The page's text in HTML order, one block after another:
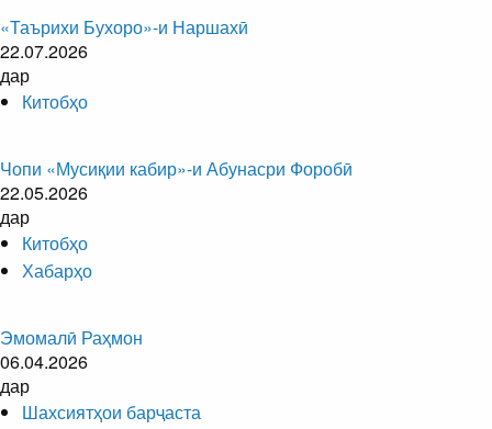
«Таърихи Бухоро»-и Наршахӣ
22.07.2026
дар
Китобҳо
Чопи «Мусиқии кабир»-и Абунасри Форобӣ
22.05.2026
дар
Китобҳо
Хабарҳо
Эмомалӣ Раҳмон
06.04.2026
дар
Шахсиятҳои барҷаста